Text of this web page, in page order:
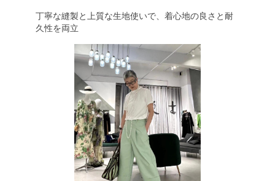
丁寧な縫製と上質な生地使いで、着心地の良さと耐
久性を両立